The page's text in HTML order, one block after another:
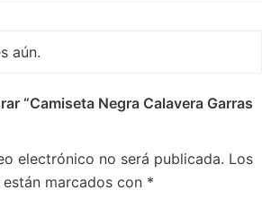
aún.
“Camiseta Negra Calavera Garras
electrónico no será publicada. Los
marcados con *